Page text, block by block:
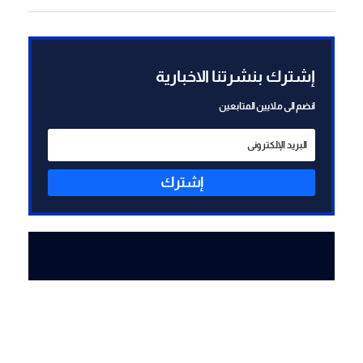
أن حزب الله خطفهما عامي
إشترك بنشرتنا الاخبارية
انضم الى ملايين المتابعين
إشترك